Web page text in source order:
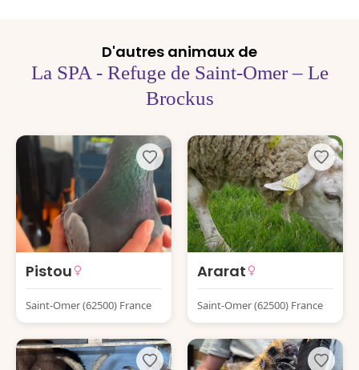
D'autres animaux de
La SPA - Refuge de Saint-Omer – Le
Brockus
Pistou
Saint-Omer (62500) France
Ararat
Saint-Omer (62500) France